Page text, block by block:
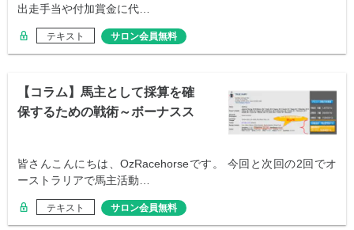
出走手当や付加賞金に代…
テキスト サロン会員無料
【コラム】馬主として採算を確
保するための戦術～ボーナスス
皆さんこんにちは、OzRacehorseです。 今回と次回の2回でオ
ーストラリアで馬主活動…
テキスト サロン会員無料